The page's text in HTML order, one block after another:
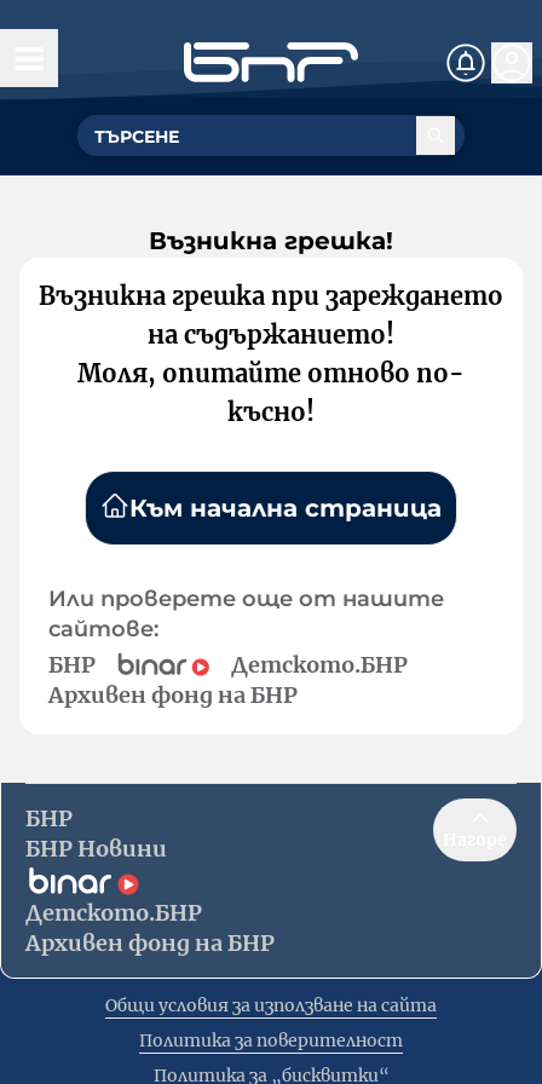
Възникна грешка!
Възникна грешка при зареждането
на съдържанието!
Моля, опитайте отново по-
късно!
Към начална страница
Или проверете още от нашите
сайтове:
БНР
Детското.БНР
Архивен фонд на БНР
БНР
БНР Новини
Детското.БНР
Архивен фонд на БНР
Общи условия за използване на сайта
Политика за поверителност
Политика за „бисквитки“